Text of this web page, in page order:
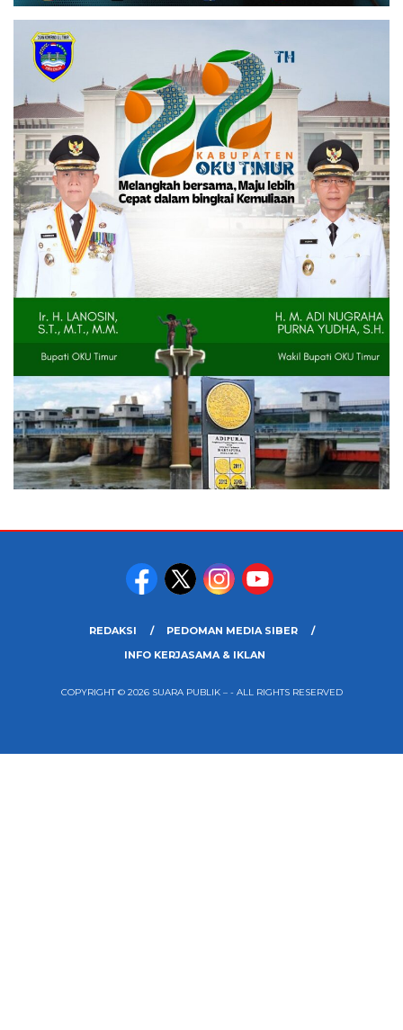
REDAKSI
PEDOMAN MEDIA SIBER
INFO KERJASAMA & IKLAN
COPYRIGHT © 2026 SUARA PUBLIK – - ALL RIGHTS RESERVED